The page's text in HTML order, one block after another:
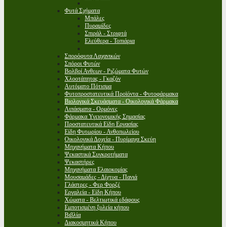
Φυτά Σχήματα
Μπάλες
Πυραμίδες
Σπιράλ - Στριφτά
Ελεύθερα - Τοπιάρια
Σπορόφυτα Λαχανικών
Σπόροι Φυτών
Βολβοί Ανθεων - Ριζώματα Φυτών
Χλοοτάπητας - Γκαζόν
Αυτόματο Πότισμα
Φυτοπροστατευτικά Προϊόντα - Φυτοφάρμακα
Βιολογικά Σκευάσματα - Οικολογικά Φάρμακα
Λιπάσματα - Ορμόνες
Φάρμακα Υγειονομικής Σημασίας
Προστατευτικά Είδη Εργασίας
Είδη Φυτωρίου - Ανθοπωλείου
Οικολογικά Δοχεία - Πυρίμαχα Σκεύη
Μηχανήματα Κήπου
Ψεκαστικά Συγκροτήματα
Ψεκαστήρες
Μηχανήματα Ελαιοκομίας
Μουσαμάδες - Δίχτυα - Πανιά
Γλάστρες - Φερ Φορζέ
Εργαλεία - Είδη Κήπου
Χώματα - Βελτιωτικά εδάφους
Εμποτισμένη ξυλεία κήπου
Βιβλία
Διακοσμητικά Κήπου